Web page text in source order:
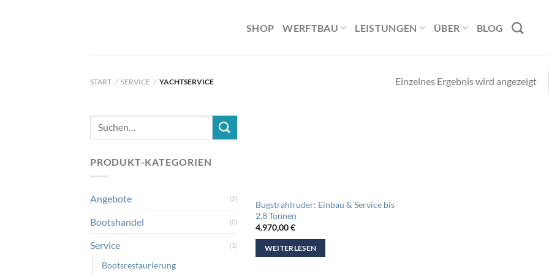
SHOP WERFTBAU LEISTUNGEN ÜBER BLOG
START / SERVICE / YACHTSERVICE Einzelnes Ergebnis wird angezeigt
Suchen
PRODUKT-KATEGORIEN
Angebote (2)
Bootshandel (0)
Service (1)
Bootsrestaurierung
Bugstrahlruder: Einbau & Service bis
2,8 Tonnen
4.970,00€
WEITERLESEN